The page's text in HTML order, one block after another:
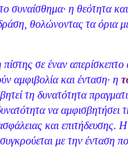
συναίσθημα· η θεότητα
θολώνοντας τα όρια
σε έναν απερίσκεπτο
αμφιβολία και ένταση· η
τη δυνατότητα
να αμφισβητήσει
και επιτήδευσης. Η
με την ένταση